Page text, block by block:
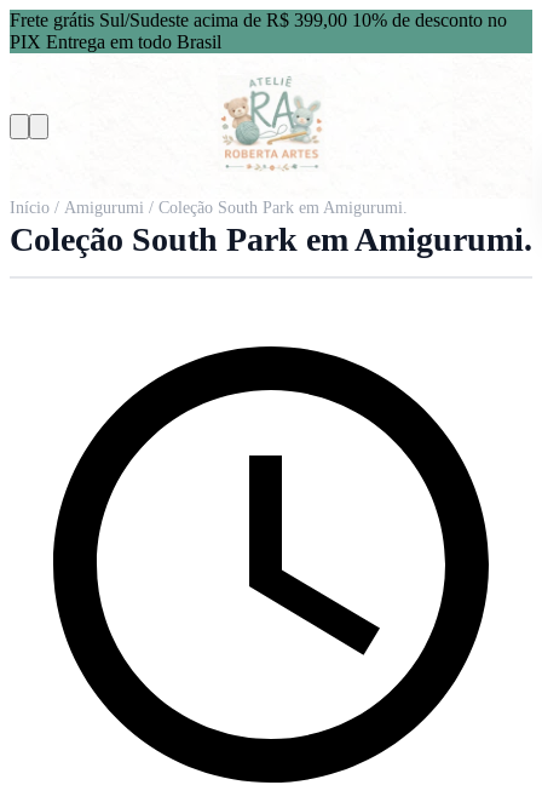
Frete grátis Sul/Sudeste acima de R$ 399,00 10% de desconto no
PIX Entrega em todo Brasil
Início / Amigurumi / Coleção South Park em Amigurumi.
Coleção South Park em Amigurumi.